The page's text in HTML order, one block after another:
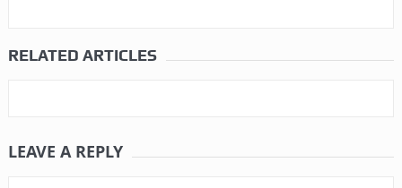
RELATED ARTICLES
LEAVE A REPLY